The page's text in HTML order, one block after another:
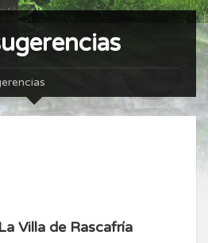
Villa de Rascafría